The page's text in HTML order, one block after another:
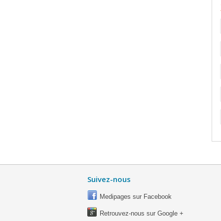
Suivez-nous
Medipages sur Facebook
Retrouvez-nous sur Google +